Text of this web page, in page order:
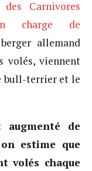
Carnivores
charge de
allemand
volés, viennent
bull-terrier et le
de
estime que
volés chaque